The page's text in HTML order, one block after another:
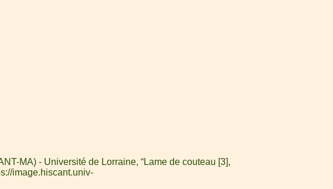
MA) - Université de Lorraine, “Lame de couteau [3],
image.hiscant.univ-